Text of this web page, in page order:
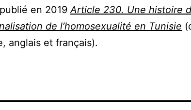
en 2019Article 230. Une histoire
de l’homosexualité en Tunisie
anglais et français).